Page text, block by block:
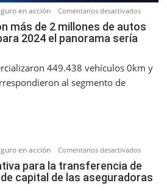
en acción Comentarios desactivadosen
En
más de 2 millones de autos
2024 el panorama sería
449.438 vehículos 0km y
al segmento de
en acción Comentarios desactivadosen
Cambio
en
para la transferencia de
capital de las aseguradoras